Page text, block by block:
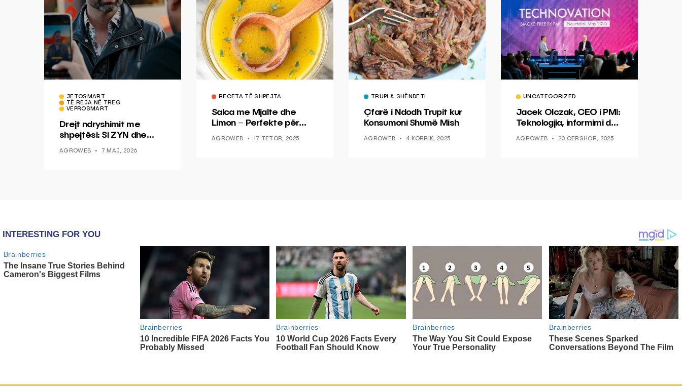
JETOSMART
TË REJA NË TREG
VEPROSMART
Drejt ndryshimit me
shpejtësi: Si ZYN dhe
AGROWEB 7 MAJ, 2026
RECETA TË SHPEJTA
Salca me Mjalte dhe
Limon – Perfekte për
AGROWEB 17 TETOR, 2025
TRUPI & SHËNDETI
Çfarë i Ndodh Trupit kur
Konsumoni Shumë Mish
AGROWEB 4 KORRIK, 2025
UNCATEGORIZED
Jacek Olczak, CEO i PMI:
Teknologjia, informimi dhe
AGROWEB 20 QERSHOR, 2025